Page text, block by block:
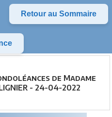
Retour au Sommaire
de Madame
- 24-04-2022